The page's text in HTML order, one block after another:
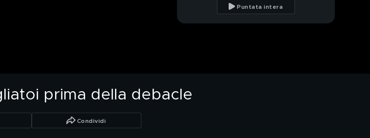
bambini, in realtà non
esistono
Puntata intera
prima della debacle
Condividi